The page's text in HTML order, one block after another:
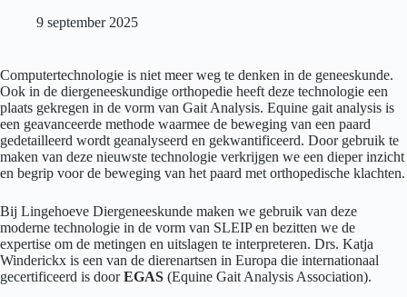
9 september 2025
Computertechnologie is niet meer weg te denken in de geneeskunde.
Ook in de diergeneeskundige orthopedie heeft deze technologie een
plaats gekregen in de vorm van Gait Analysis. Equine gait analysis is
een geavanceerde methode waarmee de beweging van een paard
gedetailleerd wordt geanalyseerd en gekwantificeerd. Door gebruik te
maken van deze nieuwste technologie verkrijgen we een dieper inzicht
en begrip voor de beweging van het paard met orthopedische klachten.
Bij Lingehoeve Diergeneeskunde maken we gebruik van deze
moderne technologie in de vorm van SLEIP en bezitten we de
expertise om de metingen en uitslagen te interpreteren. Drs. Katja
Winderickx is een van de dierenartsen in Europa die internationaal
gecertificeerd is doorEGAS (Equine Gait Analysis Association).